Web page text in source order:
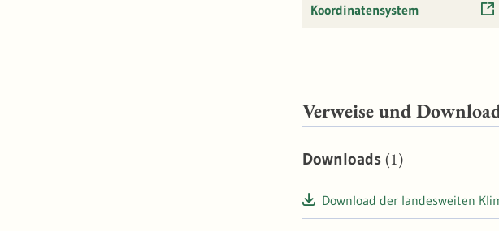
Koordinatensystem
Verweise und
Downloads (1)
Download der landesweiten